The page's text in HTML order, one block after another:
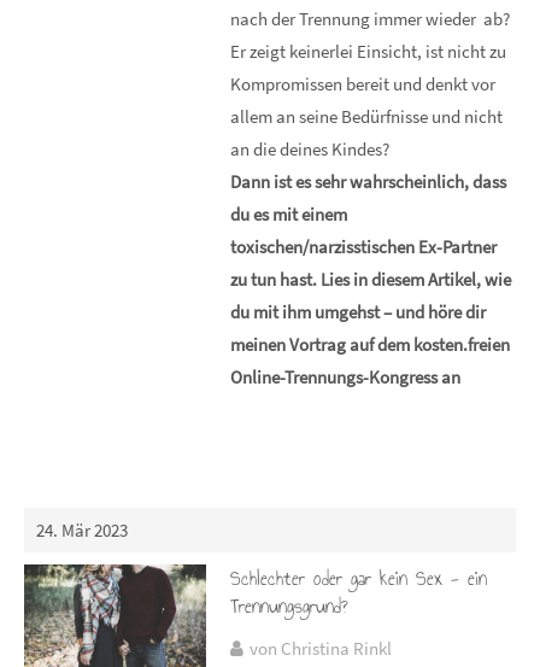
nach der Trennung immer wieder ab?
Er zeigt keinerlei Einsicht, ist nicht zu
Kompromissen bereit und denkt vor
allem an seine Bedürfnisse und nicht
an die deines Kindes?
Dann ist es sehr wahrscheinlich, dass
du es mit einem
toxischen/narzisstischen Ex-Partner
zu tun hast. Lies in diesem Artikel, wie
du mit ihm umgehst – und höre dir
meinen Vortrag auf dem kosten.freien
Online-Trennungs-Kongress an
24. Mär 2023
Schlechter oder gar kein Sex - ein
Trennungsgrund?
von Christina Rinkl